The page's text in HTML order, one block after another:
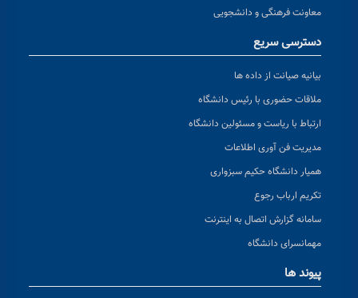
معاونت فرهنگی و دانشجویی
دسترسی سریع
بیانیه صیانت از داده ها
ملاقات حضوری با رئیس دانشگاه
ارتباط با ریاست و مسئولین دانشگاه
مدیریت فن آوری اطلاعات
همیار دانشگاه حکیم سبزواری
تکریم ارباب رجوع
سامانه گزارش اتصال به اینترنت
مهمانسرای دانشگاه
پیوند ها